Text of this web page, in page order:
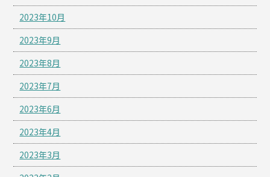
2023年10月
2023年9月
2023年8月
2023年7月
2023年6月
2023年4月
2023年3月